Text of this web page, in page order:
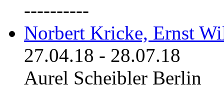
----------
Norbert Kricke, Ernst
27.04.18 - 28.07.18
Aurel Scheibler Berlin